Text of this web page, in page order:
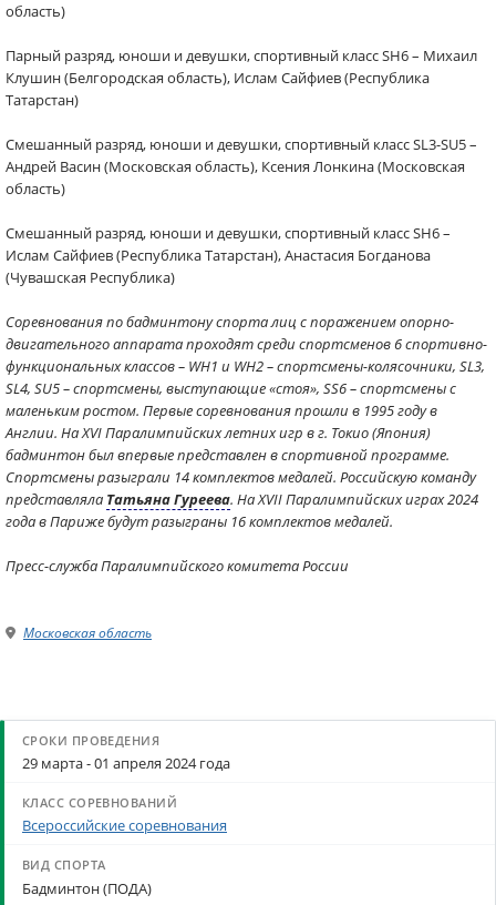
область)
Парный разряд, юноши и девушки, спортивный класс SH6 – Михаил
Клушин (Белгородская область), Ислам Сайфиев (Республика
Татарстан)
Смешанный разряд, юноши и девушки, спортивный класс SL3-SU5 –
Андрей Васин (Московская область), Ксения Лонкина (Московская
область)
Смешанный разряд, юноши и девушки, спортивный класс SH6 –
Ислам Сайфиев (Республика Татарстан), Анастасия Богданова
(Чувашская Республика)
Соревнования по бадминтону спорта лиц с поражением опорно-
двигательного аппарата проходят среди спортсменов 6 спортивно-
функциональных классов – WH1 и WH2 – спортсмены-колясочники, SL3,
SL4, SU5 – спортсмены, выступающие «стоя», SS6 – спортсмены с
маленьким ростом. Первые соревнования прошли в 1995 году в
Англии. На XVI Паралимпийских летних игр в г. Токио (Япония)
бадминтон был впервые представлен в спортивной программе.
Спортсмены разыграли 14 комплектов медалей. Российскую команду
представляла Татьяна Гуреева. На XVII Паралимпийских играх 2024
года в Париже будут разыграны 16 комплектов медалей.
Пресс-служба Паралимпийского комитета России
Московская область
29 марта - 01 апреля 2024 года
Всероссийские соревнования
Бадминтон (ПОДА)